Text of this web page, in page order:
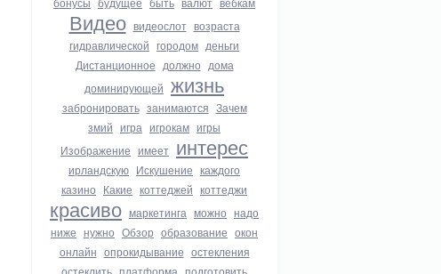
Видео видеослот возраста
гидравлической городом деньги
Дистанционное должно дома
доминирующей жизнь
забронировать занимаются Зачем
змий игра игрокам игры
Изображение имеет интерес
ирландскую Искушение каждого
казино Какие коттеджей коттеджи
красиво маркетинга можно надо
ниже нужно Обзор образование окон
онлайн опрокидывание остекления
остеклить платформа подготовить